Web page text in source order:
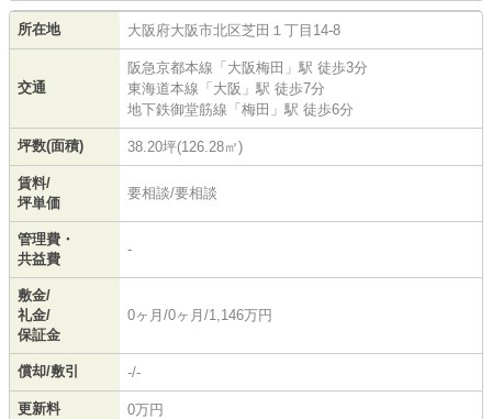
所在地 大阪府大阪市北区芝田 １丁目14-8
交通
阪急京都本線 「 大阪梅田 」駅 徒歩3分
東海道本線 「 大阪 」駅 徒歩7分
地下鉄御堂筋線 「 梅田 」駅 徒歩6分
坪数(面積) 38.20坪(126.28㎡)
賃料/
坪単価
要相談/要相談
管理費・
共益費
-
敷金/
礼金/
保証金
0ヶ月/0ヶ月/1,146万円
償却/敷引 -/-
更新料 0万円